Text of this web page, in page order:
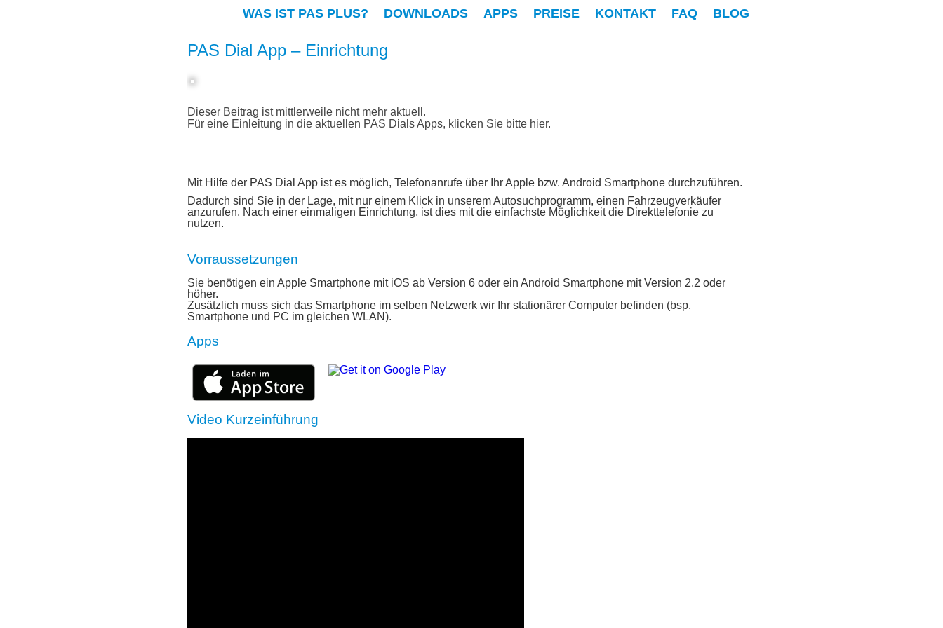
WAS IST PAS PLUS? DOWNLOADS APPS PREISE KONTAKT FAQ BLOG
PAS Dial App – Einrichtung
Dieser Beitrag ist mittlerweile nicht mehr aktuell.
Für eine Einleitung in die aktuellen PAS Dials Apps, klicken Sie bitte hier.
Mit Hilfe der PAS Dial App ist es möglich, Telefonanrufe über Ihr Apple bzw. Android Smartphone durchzuführen.
Dadurch sind Sie in der Lage, mit nur einem Klick in unserem Autosuchprogramm, einen Fahrzeugverkäufer
anzurufen. Nach einer einmaligen Einrichtung, ist dies mit die einfachste Möglichkeit die Direkttelefonie zu
nutzen.
Vorraussetzungen
Sie benötigen ein Apple Smartphone mit iOS ab Version 6 oder ein Android Smartphone mit Version 2.2 oder
höher.
Zusätzlich muss sich das Smartphone im selben Netzwerk wir Ihr stationärer Computer befinden (bsp.
Smartphone und PC im gleichen WLAN).
Apps
Video Kurzeinführung